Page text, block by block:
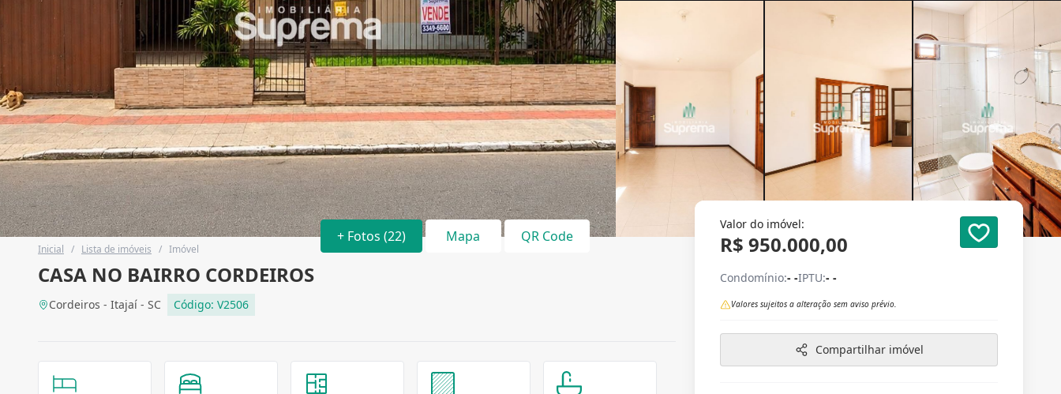
+ Fotos (22) Mapa QR Code
Inicial / Lista de imóveis / Imóvel
CASA NO BAIRRO CORDEIROS
Cordeiros - Itajaí - SC Código: V2506
Valor do imóvel:
R$ 950.000,00
Condomínio:- -IPTU:- -
Valores sujeitos a alteração sem aviso prévio.
Compartilhar imóvel